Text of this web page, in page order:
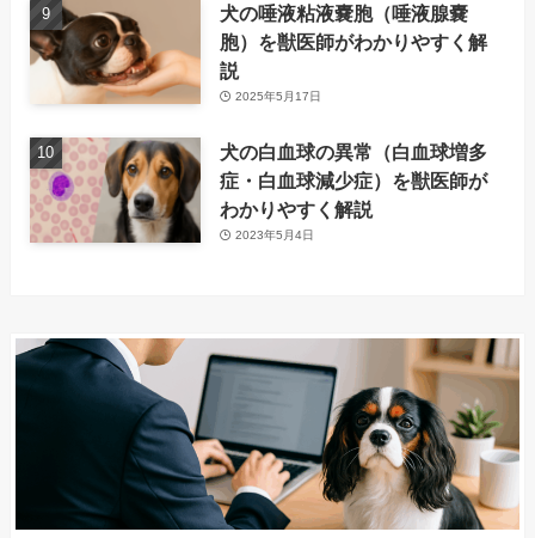
犬の唾液粘液嚢胞（唾液腺嚢
胞）を獣医師がわかりやすく解
説
2025年5月17日
犬の白血球の異常（白血球増多
症・白血球減少症）を獣医師が
わかりやすく解説
2023年5月4日